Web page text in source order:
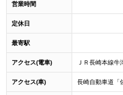
営業時間
定休日
最寄駅
アクセス(電車) ＪＲ長崎本線
アクセス(車) 長崎自動車道「